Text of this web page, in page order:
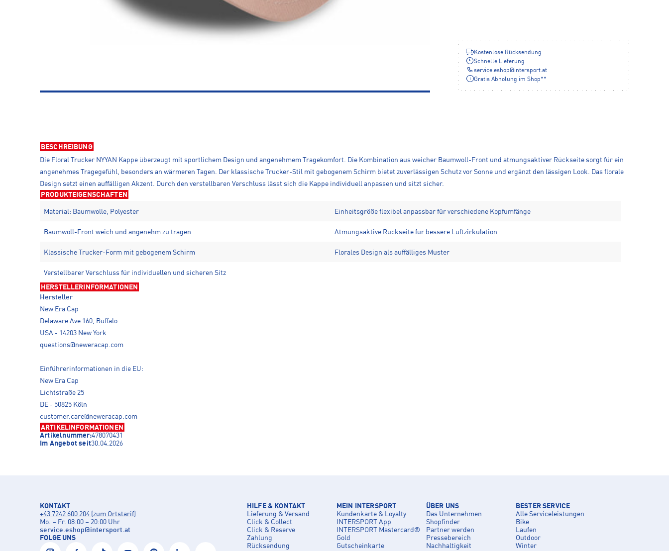
Kostenlose Rücksendung
Schnelle Lieferung
service.eshop@intersport.at
Gratis Abholung im Shop**
BESCHREIBUNG
Die Floral Trucker NYYAN Kappe überzeugt mit sportlichem Design und angenehmem Tragekomfort. Die Kombination aus weicher Baumwoll-Front und atmungsaktiver Rückseite sorgt für ein
angenehmes Tragegefühl, besonders an wärmeren Tagen. Der klassische Trucker-Stil mit gebogenem Schirm bietet zuverlässigen Schutz vor Sonne und ergänzt den lässigen Look. Das florale
Design setzt einen auffälligen Akzent. Durch den verstellbaren Verschluss lässt sich die Kappe individuell anpassen und sitzt sicher.
PRODUKTEIGENSCHAFTEN
Material: Baumwolle, Polyester Einheitsgröße flexibel anpassbar für verschiedene Kopfumfänge
Baumwoll-Front weich und angenehm zu tragen Atmungsaktive Rückseite für bessere Luftzirkulation
Klassische Trucker-Form mit gebogenem Schirm Florales Design als auffälliges Muster
Verstellbarer Verschluss für individuellen und sicheren Sitz
HERSTELLERINFORMATIONEN
Hersteller
New Era Cap
Delaware Ave 160, Buffalo
USA - 14203 New York
questions@neweracap.com
Einführerinformationen in die EU:
New Era Cap
Lichtstraße 25
DE - 50825 Köln
customer.care@neweracap.com
ARTIKELINFORMATIONEN
Artikelnummer:478070431
Im Angebot seit30.04.2026
KONTAKT
+43 7242 600 204 (zum Ortstarif)
Mo. – Fr. 08:00 – 20:00 Uhr
service.eshop@intersport.at
FOLGE UNS
HILFE & KONTAKT
Lieferung & Versand
Click & Collect
Click & Reserve
Zahlung
Rücksendung
MEIN INTERSPORT
Kundenkarte & Loyalty
INTERSPORT App
INTERSPORT Mastercard®
Gold
Gutscheinkarte
ÜBER UNS
Das Unternehmen
Shopfinder
Partner werden
Pressebereich
Nachhaltigkeit
BESTER SERVICE
Alle Serviceleistungen
Bike
Laufen
Outdoor
Winter